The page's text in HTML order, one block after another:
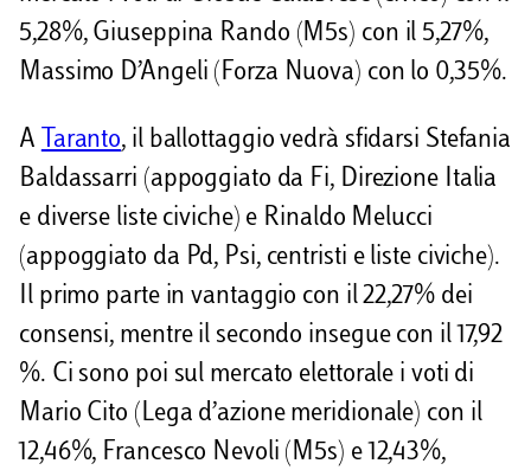
5,28%, Giuseppina Rando (M5s) con il 5,27%,
Massimo D’Angeli (Forza Nuova) con lo 0,35%.
A Taranto, il ballottaggio vedrà sfidarsi Stefania
Baldassarri (appoggiato da Fi, Direzione Italia
e diverse liste civiche) e Rinaldo Melucci
(appoggiato da Pd, Psi, centristi e liste civiche).
Il primo parte in vantaggio con il 22,27% dei
consensi, mentre il secondo insegue con il 17,92
%. Ci sono poi sul mercato elettorale i voti di
Mario Cito (Lega d’azione meridionale) con il
12,46%, Francesco Nevoli (M5s) e 12,43%,